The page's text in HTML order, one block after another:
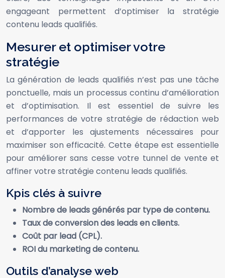
engageant permettent d’optimiser la stratégie
contenu leads qualifiés.
Mesurer et optimiser votre
stratégie
La génération de leads qualifiés n’est pas une tâche
ponctuelle, mais un processus continu d’amélioration
et d’optimisation. Il est essentiel de suivre les
performances de votre stratégie de rédaction web
et d’apporter les ajustements nécessaires pour
maximiser son efficacité. Cette étape est essentielle
pour améliorer sans cesse votre tunnel de vente et
affiner votre stratégie contenu leads qualifiés.
Kpis clés à suivre
Nombre de leads générés par type de contenu.
Taux de conversion des leads en clients.
Coût par lead (CPL).
ROI du marketing de contenu.
Outils d’analyse web